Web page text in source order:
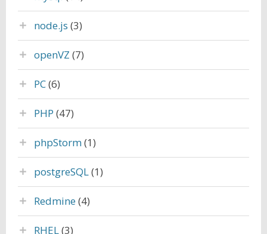
node.js (3)
openVZ (7)
PC(6)
PHP (47)
phpStorm(1)
postgreSQL(1)
Redmine(4)
RHEL(3)